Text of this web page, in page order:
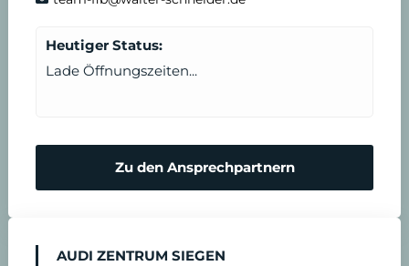
r
Heutiger Status:
Lade Öffnungszeiten...
Zu den Ansprechpartnern
AUDI ZENTRUM SIEGEN